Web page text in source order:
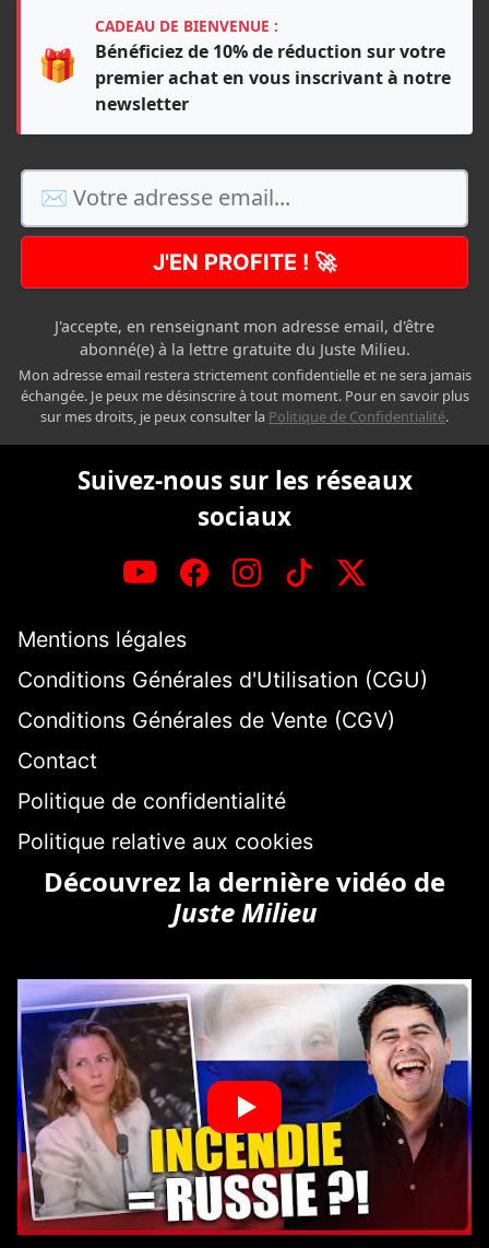
🎁
CADEAU DE BIENVENUE :
Bénéficiez de 10% de réduction sur votre
premier achat en vous inscrivant à notre
newsletter
J'EN PROFITE ! 🚀
J'accepte, en renseignant mon adresse email, d'être
abonné(e) à la lettre gratuite du Juste Milieu.
Mon adresse email restera strictement confidentielle et ne sera jamais
échangée. Je peux me désinscrire à tout moment. Pour en savoir plus
sur mes droits, je peux consulter la Politique de Confidentialité.
Suivez-nous sur les réseaux
sociaux
Mentions légales
Conditions Générales d'Utilisation (CGU)
Conditions Générales de Vente (CGV)
Contact
Politique de confidentialité
Politique relative aux cookies
Découvrez la dernière vidéo de
Juste Milieu